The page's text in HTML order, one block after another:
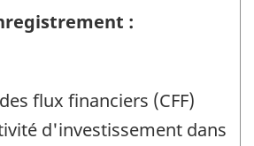
:
flux financiers (CFF)
d'investissement dans